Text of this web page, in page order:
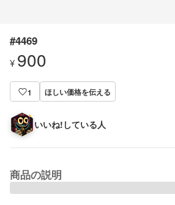
#4469
¥ 900
1 ほしい価格を伝える
いいね!している人
商品の説明